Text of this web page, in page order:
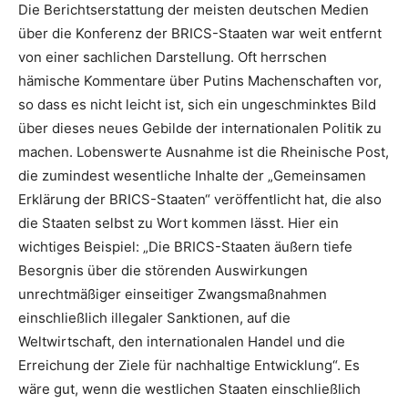
Die Berichtserstattung der meisten deutschen Medien
über die Konferenz der BRICS-Staaten war weit entfernt
von einer sachlichen Darstellung. Oft herrschen
hämische Kommentare über Putins Machenschaften vor,
so dass es nicht leicht ist, sich ein ungeschminktes Bild
über dieses neues Gebilde der internationalen Politik zu
machen. Lobenswerte Ausnahme ist die Rheinische Post,
die zumindest wesentliche Inhalte der „Gemeinsamen
Erklärung der BRICS-Staaten“ veröffentlicht hat, die also
die Staaten selbst zu Wort kommen lässt. Hier ein
wichtiges Beispiel: „Die BRICS-Staaten äußern tiefe
Besorgnis über die störenden Auswirkungen
unrechtmäßiger einseitiger Zwangsmaßnahmen
einschließlich illegaler Sanktionen, auf die
Weltwirtschaft, den internationalen Handel und die
Erreichung der Ziele für nachhaltige Entwicklung“. Es
wäre gut, wenn die westlichen Staaten einschließlich